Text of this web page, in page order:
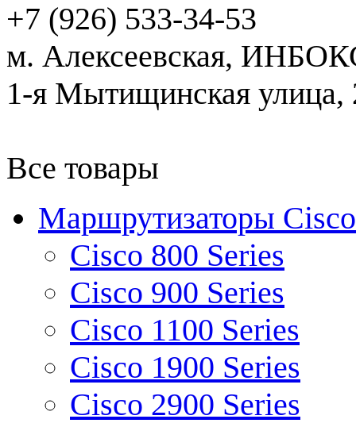
+7 (926) 533-34-53
м. Алексеевская,
1-я Мытищинская улица,
Все товары
Маршрутизаторы Cisco
Cisco 800 Series
Cisco 900 Series
Cisco 1100 Series
Cisco 1900 Series
Cisco 2900 Series